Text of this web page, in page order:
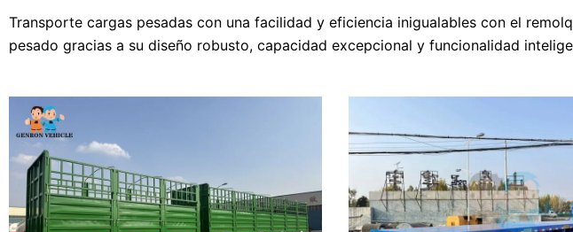
Transporte cargas pesadas con una facilidad y eficiencia inigualables con el
pesado gracias a su diseño robusto, capacidad excepcional y funcionalidad